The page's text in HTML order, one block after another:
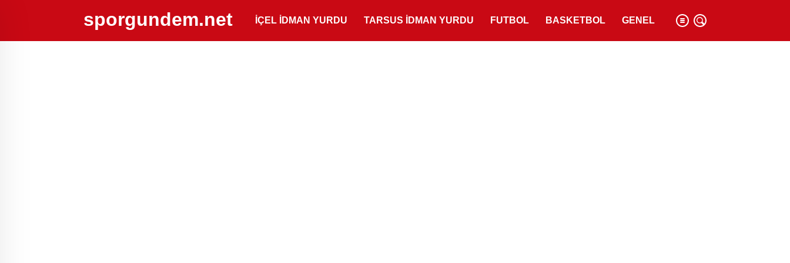
sporgundem.net İÇEL İDMAN YURDU TARSUS İDMAN YURDU FUTBOL BASKETBOL GENEL